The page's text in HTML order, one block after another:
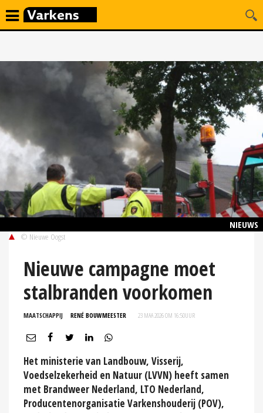
NIEUWS
© Nieuwe Oogst
Nieuwe campagne moet
stalbranden voorkomen
MAATSCHAPPIJ RENÉ BOUWMEESTER 23 MAA 2026 OM 16:50UUR
Het ministerie van Landbouw, Visserij,
Voedselzekerheid en Natuur (LVVN) heeft samen
met Brandweer Nederland, LTO Nederland,
Producentenorganisatie Varkenshouderij (POV),